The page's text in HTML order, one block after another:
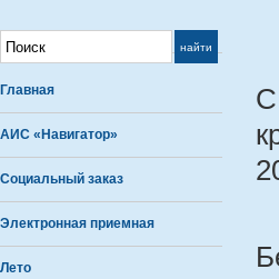
Главная
АИС «Навигатор»
Социальный заказ
Электронная приемная
Лето
С